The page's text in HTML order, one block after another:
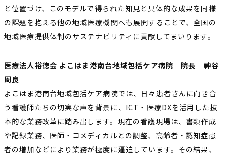
と位置づけ、このモデルで得られた知見と具体的な成果を同様
の課題を抱える他の地域医療機関へも展開することで、全国の
地域医療提供体制のサステナビリティに貢献してまいります。
医療法人裕徳会 よこはま港南台地域包括ケア病院 院長 神谷
周良
よこはま港南台地域包括ケア病院では、日々患者さんに向き合
う看護師たちの切実な声を背景に、ICT・医療DXを活用した抜
本的な業務改革に踏み出します。現在の看護現場は、書類作成
や記録業務、医師・コメディカルとの調整、高齢者・認知症患
者の増加などにより業務が極度に逼迫しています。その結果、